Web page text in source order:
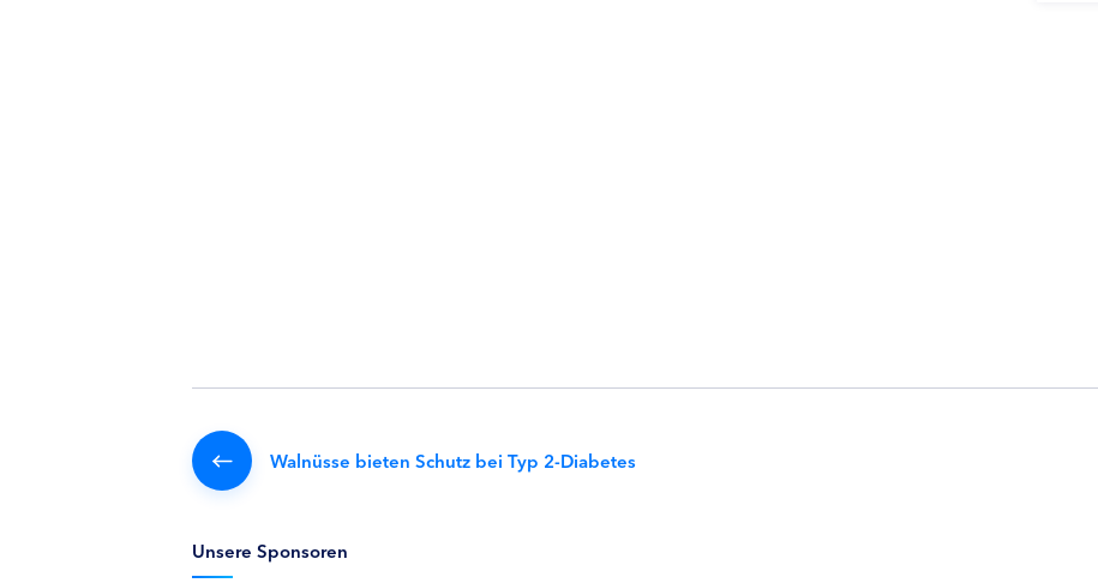
Walnüsse bieten Schutz bei Typ 2-Diabetes
Unsere Sponsoren